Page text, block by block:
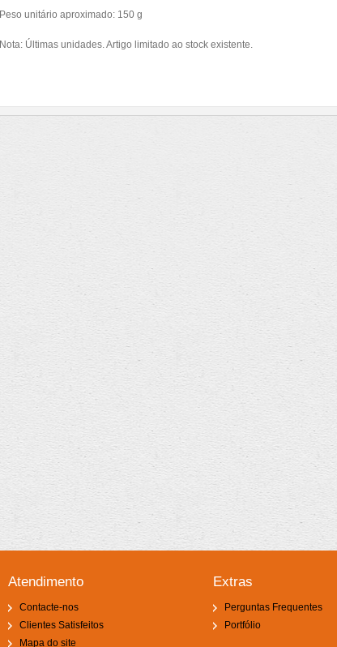
Peso unitário aproximado: 150 g
Nota: Últimas unidades. Artigo limitado ao stock existente.
Atendimento
Contacte-nos
Clientes Satisfeitos
Mapa do site
Extras
Perguntas Frequentes
Portfólio